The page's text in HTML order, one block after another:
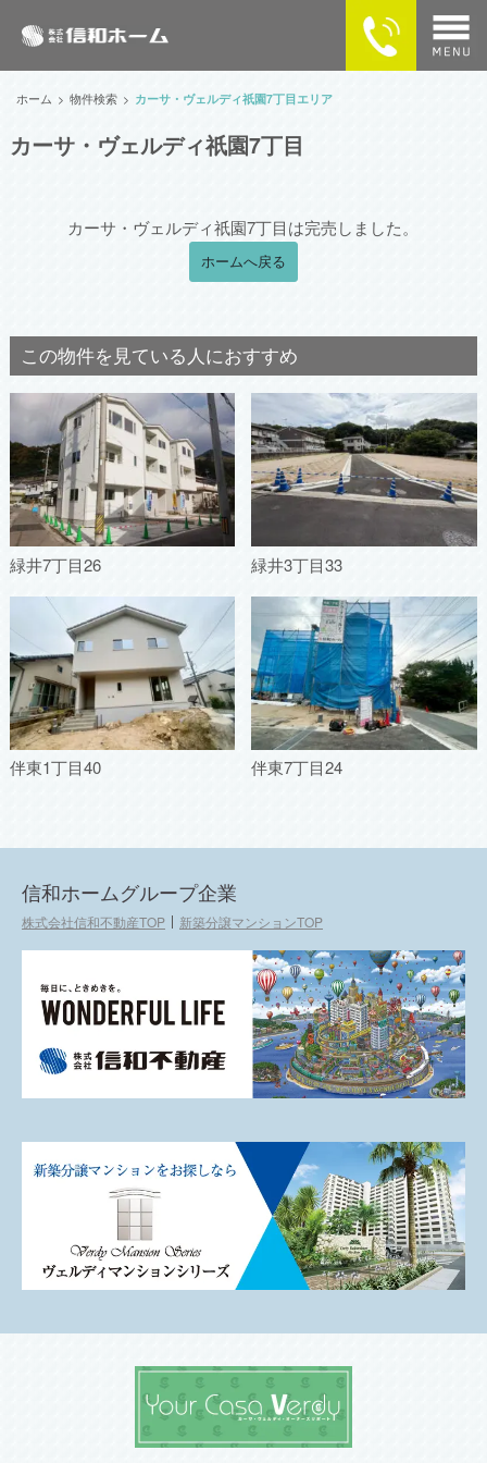
ホーム 物件検索 カーサ・ヴェルディ祇園7丁目エリア
カーサ・ヴェルディ祇園7丁目
カーサ・ヴェルディ祇園7丁目は完売しました。
ホームへ戻る
この物件を見ている人におすすめ
緑井7丁目26 緑井3丁目33
伴東1丁目40 伴東7丁目24
home
物件検索
カーサ・ヴェルディの住まい
供給実績
SNSで最新情報をチェック！
信和ホームグループ企業
株式会社信和不動産TOP 新築分譲マンションTOP